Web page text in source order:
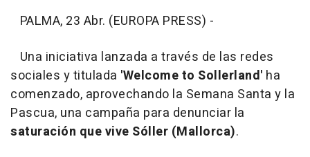
PALMA, 23 Abr. (EUROPA PRESS) -
Una iniciativa lanzada a través de las redes
sociales y titulada 'Welcome to Sollerland' ha
comenzado, aprovechando la Semana Santa y la
Pascua, una campaña para denunciar la
saturación que vive Sóller (Mallorca).